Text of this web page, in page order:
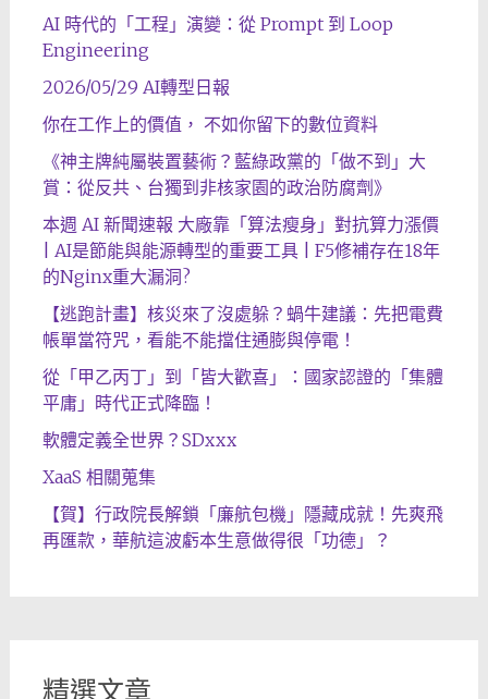
AI 時代的「工程」演變：從 Prompt 到 Loop
Engineering
2026/05/29 AI轉型日報
你在工作上的價值， 不如你留下的數位資料
《神主牌純屬裝置藝術？藍綠政黨的「做不到」大
賞：從反共、台獨到非核家園的政治防腐劑》
本週 AI 新聞速報 大廠靠「算法瘦身」對抗算力漲價
| AI是節能與能源轉型的重要工具 | F5修補存在18年
的Nginx重大漏洞?
【逃跑計畫】核災來了沒處躲？蝸牛建議：先把電費
帳單當符咒，看能不能擋住通膨與停電！
從「甲乙丙丁」到「皆大歡喜」：國家認證的「集體
平庸」時代正式降臨！
軟體定義全世界？SDxxx
XaaS 相關蒐集
【賀】行政院長解鎖「廉航包機」隱藏成就！先爽飛
再匯款，華航這波虧本生意做得很「功德」？
精選文章